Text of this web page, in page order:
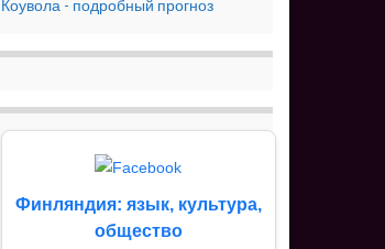
Коувола - подробный прогноз
Финляндия: язык, культура,
общество